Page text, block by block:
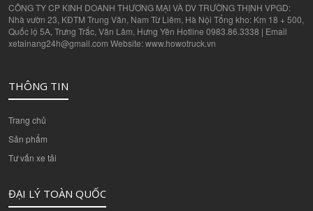
CÔNG TY CP KINH DOANH THƯƠNG MẠI VÀ DV TRƯỜNG THỊNH VPGD:
Nhà vườn 23, KĐTM Trung Văn, Nam Từ Liêm, Hà Nội Tổng kho: Km 18 + 500,
Quốc lộ 5A, Trưng Trắc, Văn Lâm, Hưng Yên Hotline 0983.86.3338 | Email
xetainang24h@gmail.com Website: www.howotruck.vn
THÔNG TIN
Trang chủ
Sản phẩm
Tư vấn xe tải
ĐẠI LÝ TOÀN QUỐC